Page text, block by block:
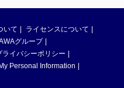
いて
ライセンスについて
グループ
ライバシーポリシー
Personal Information